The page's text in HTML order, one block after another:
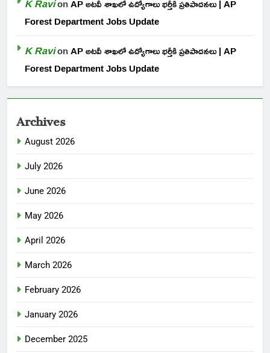
onAP అటవీ శాఖలో ఉద్యోగాలు భర్తీకి ప్రతిపాదనలు | AP
Forest Department Jobs Update
K RavionAP అటవీ శాఖలో ఉద్యోగాలు భర్తీకి ప్రతిపాదనలు | AP
Forest Department Jobs Update
Archives
August 2026
July 2026
June 2026
May 2026
April 2026
March 2026
February 2026
January 2026
December 2025